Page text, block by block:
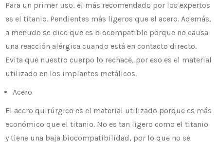
Para un primer uso, el más recomendado por los expertos
es el titanio. Pendientes más ligeros que el acero. Además,
a menudo se dice que es biocompatible porque no causa
una reacción alérgica cuando está en contacto directo.
Evita que nuestro cuerpo lo rechace, por eso es el material
utilizado en los implantes metálicos.
Acero
El acero quirúrgico es el material utilizado porque es más
económico que el titanio. No es tan ligero como el titanio
y tiene una baja biocompatibilidad, por lo que no se